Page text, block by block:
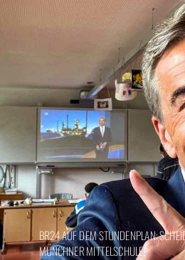
BR24 AUF DEM STUNDENPLAN:
MÜNCHNER MITTELSCHULE!